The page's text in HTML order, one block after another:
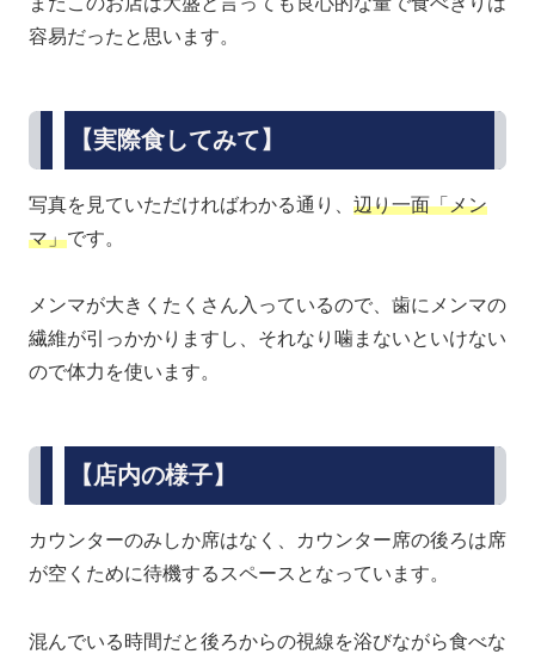
容易だったと思います。
【実際食してみて】
写真を見ていただければわかる通り、 辺り一面「メン
マ」です。
メンマが大きくたくさん入っているので、歯にメンマの
繊維が引っかかりますし、それなり噛まないといけない
ので体力を使います。
【店内の様子】
カウンターのみしか席はなく、カウンター席の後ろは席
が空くために待機するスペースとなっています。
混んでいる時間だと後ろからの視線を浴びながら食べな